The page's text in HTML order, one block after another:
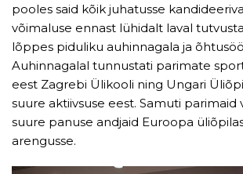
pooles said kõik juhatusse
võimaluse ennast lühidalt laval
lõppes piduliku auhinnagala ja
Auhinnagalal tunnustati parimate
eest Zagrebi Ülikooli ning Ungari
suure aktiivsuse eest. Samuti parimaid
suure panuse andjaid Euroopa
arengusse.